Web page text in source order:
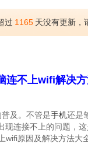
过 1165 天没有更新，
连不上wifi解决
及。不管是手机还是
现连接不上的问题，
原因及解决方法大全